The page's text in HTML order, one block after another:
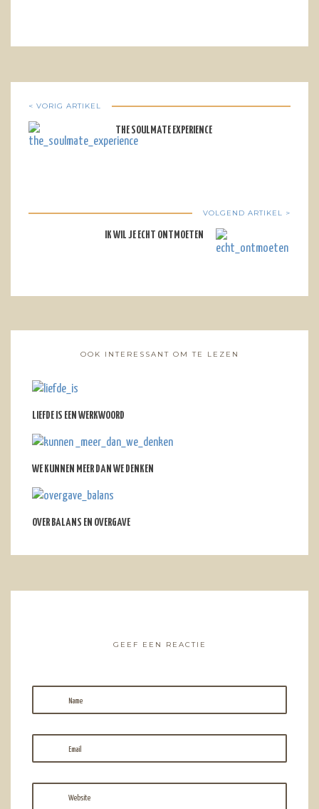
< VORIG ARTIKEL
THE SOULMATE EXPERIENCE
VOLGEND ARTIKEL >
IK WIL JE ECHT ONTMOETEN
OOK INTERESSANT OM TE LEZEN
LIEFDE IS EEN WERKWOORD
WE KUNNEN MEER DAN WE DENKEN
OVER BALANS EN OVERGAVE
GEEF EEN REACTIE
Name
Email
Website